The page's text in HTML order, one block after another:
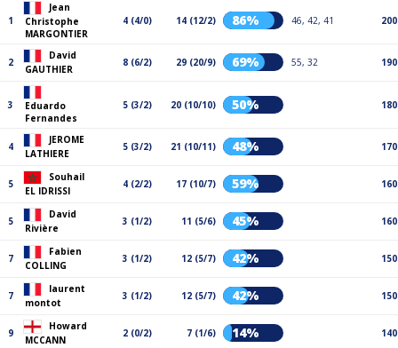
1
Jean
Christophe
MARGONTIER
4 (4/0) 14 (12/2) 86% 46, 42, 41 200
2
David
GAUTHIER
8 (6/2) 29 (20/9) 69% 55, 32 190
3
Eduardo
Fernandes
5 (3/2) 20 (10/10) 50% 180
4
JEROME
LATHIERE
5 (3/2) 21 (10/11) 48% 170
5
Souhail
EL IDRISSI
4 (2/2) 17 (10/7) 59% 160
5
David
Rivière
3 (1/2) 11 (5/6) 45% 160
7
Fabien
COLLING
3 (1/2) 12 (5/7) 42% 150
7
laurent
montot
3 (1/2) 12 (5/7) 42% 150
9
Howard
MCCANN
2 (0/2) 7 (1/6) 14% 140